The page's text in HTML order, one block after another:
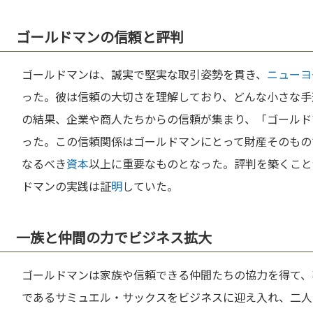
ゴールドマンの信頼と評判
ゴールドマンは、誠実で堅実な取引姿勢を貫き、 ニュー
った。彼は信頼の大切さを理解しており、どんな小さな
の結果、企業や商人たちからの信頼が集まり、「ゴール
った。この信頼関係はゴールドマンにとって財産そのも
なるべき資本以上に重要なものとなった。評判を築くこ
ドマンの実践は証明していた。
一族と仲間の力でビジネス拡大
ゴールドマンは家族や信頼できる仲間たちの協力を得て
であるサミュエル・サックスをビジネスに迎え入れ、二